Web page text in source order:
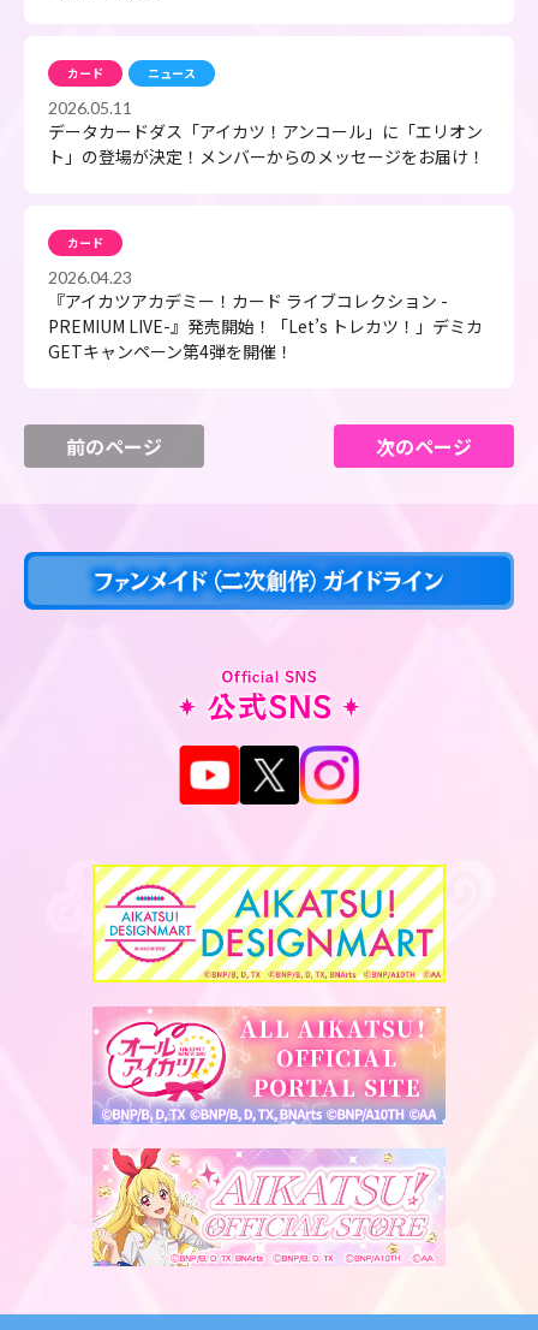
カード ニュース
2026.05.11
データカードダス「アイカツ！アンコール」に「エリオン
ト」の登場が決定！メンバーからのメッセージをお届け！
カード
2026.04.23
『アイカツアカデミー！カード ライブコレクション -
PREMIUM LIVE-』発売開始！「Let’s トレカツ！」デミカ
GETキャンペーン第4弾を開催！
前のページ 次のページ